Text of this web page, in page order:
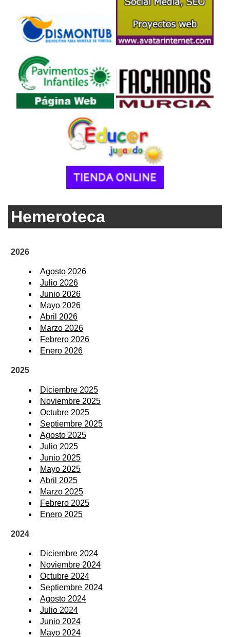
Hemeroteca
2026
Agosto 2026
Julio 2026
Junio 2026
Mayo 2026
Abril 2026
Marzo 2026
Febrero 2026
Enero 2026
2025
Diciembre 2025
Noviembre 2025
Octubre 2025
Septiembre 2025
Agosto 2025
Julio 2025
Junio 2025
Mayo 2025
Abril 2025
Marzo 2025
Febrero 2025
Enero 2025
2024
Diciembre 2024
Noviembre 2024
Octubre 2024
Septiembre 2024
Agosto 2024
Julio 2024
Junio 2024
Mayo 2024